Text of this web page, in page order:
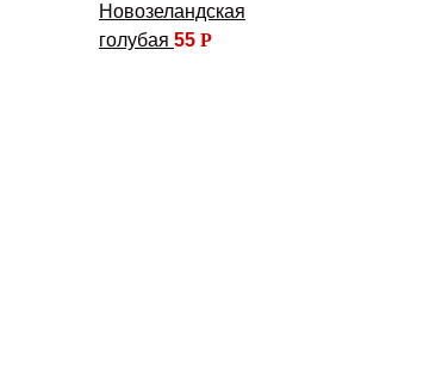
Новозеландская
голубая 55 Р